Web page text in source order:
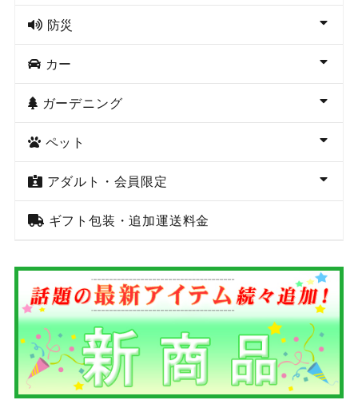
防災
カー
ガーデニング
ペット
アダルト・会員限定
ギフト包装・追加運送料金